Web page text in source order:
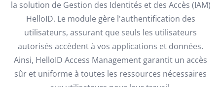
la solution de Gestion des Identités et des Accès (IAM)
HelloID. Le module gère l'authentification des
utilisateurs, assurant que seuls les utilisateurs
autorisés accèdent à vos applications et données.
Ainsi, HelloID Access Management garantit un accès
sûr et uniforme à toutes les ressources nécessaires